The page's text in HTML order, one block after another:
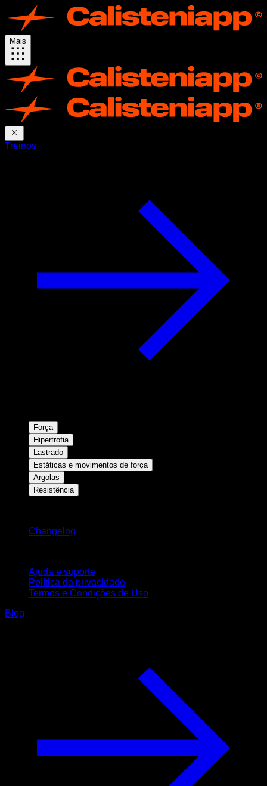
Mais
Treinos
Força
Hipertrofia
Lastrado
Estáticas e movimentos de força
Argolas
Resistência
Changelog
Ajuda e suporte
Política de privacidade
Termos e Condições de Uso
Blog